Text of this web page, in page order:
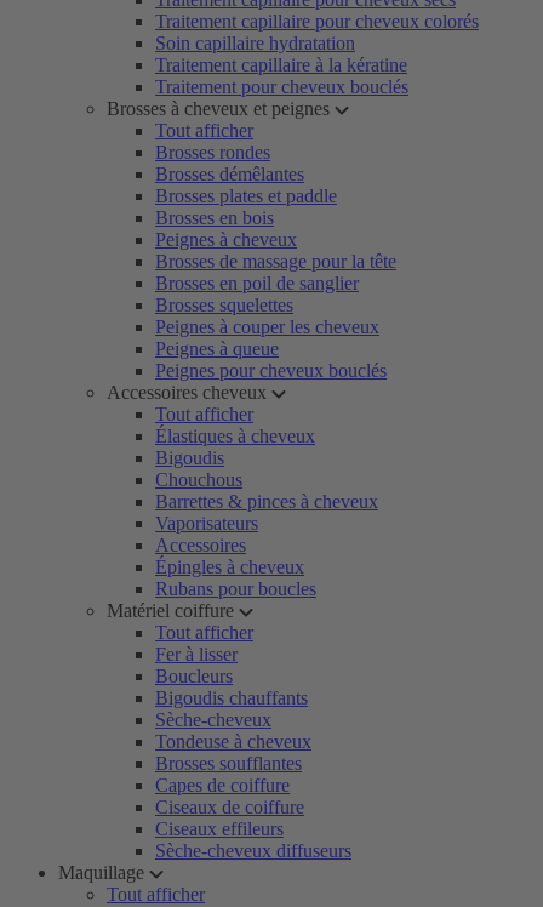
Traitement capillaire pour cheveux colorés
Soin capillaire hydratation
Traitement capillaire à la kératine
Traitement pour cheveux bouclés
Brosses à cheveux et peignes
Tout afficher
Brosses rondes
Brosses démêlantes
Brosses plates et paddle
Brosses en bois
Peignes à cheveux
Brosses de massage pour la tête
Brosses en poil de sanglier
Brosses squelettes
Peignes à couper les cheveux
Peignes à queue
Peignes pour cheveux bouclés
Accessoires cheveux
Tout afficher
Élastiques à cheveux
Bigoudis
Chouchous
Barrettes & pinces à cheveux
Vaporisateurs
Accessoires
Épingles à cheveux
Rubans pour boucles
Matériel coiffure
Tout afficher
Fer à lisser
Boucleurs
Bigoudis chauffants
Sèche-cheveux
Tondeuse à cheveux
Brosses soufflantes
Capes de coiffure
Ciseaux de coiffure
Ciseaux effileurs
Sèche-cheveux diffuseurs
Maquillage
Tout afficher